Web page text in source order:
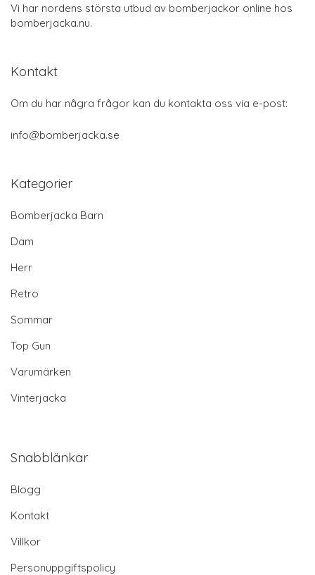
Vi har nordens största utbud av bomberjackor online hos
bomberjacka.nu.
Kontakt
Om du har några frågor kan du kontakta oss via e-post:
info@bomberjacka.se
Kategorier
Bomberjacka Barn
Dam
Herr
Retro
Sommar
Top Gun
Varumärken
Vinterjacka
Snabblänkar
Blogg
Kontakt
Villkor
Personuppgiftspolicy